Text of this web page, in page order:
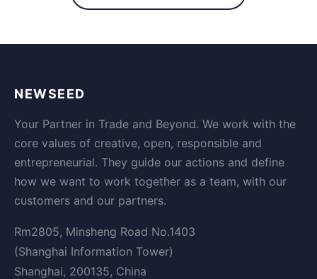
NEWSEED
Your Partner in Trade and Beyond. We work with the
core values of creative, open, responsible and
entrepreneurial. They guide our actions and define
how we want to work together as a team, with our
customers and our partners.
Rm2805, Minsheng Road No.1403
(Shanghai Information Tower)
Shanghai, 200135, China